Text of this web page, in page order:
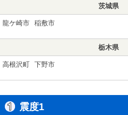
茨城県
龍ケ崎市 稲敷市
栃木県
高根沢町 下野市
震度1